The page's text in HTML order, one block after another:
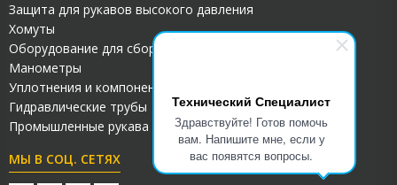
Технический Специалист
Здравствуйте! Готов помочь
вам. Напишите мне, если у
вас появятся вопросы.
Защита для рукавов высокого давления
Хомуты
Оборудование для сборки РВД
Манометры
Уплотнения и компоненты для гидросистем
Гидравлические трубы
Промышленные рукава ПВХ
МЫ В СОЦ. СЕТЯХ